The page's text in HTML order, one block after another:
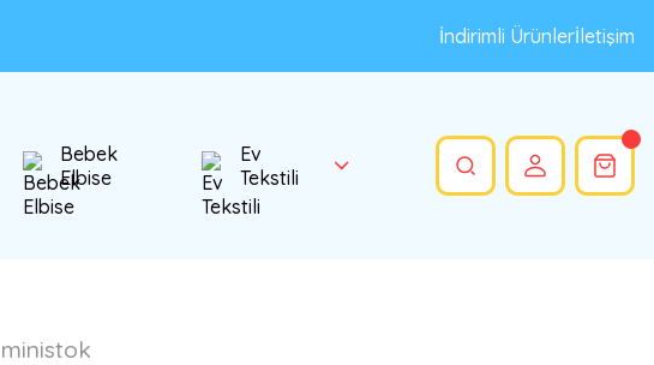
İndirimli Ürünlerİletişim
Bebek
Elbise
Ev
Tekstili
ministok